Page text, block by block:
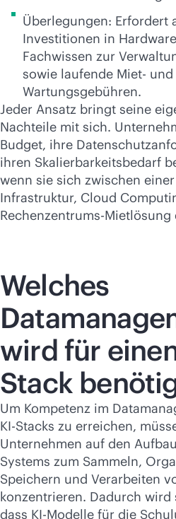
Überlegungen: Erfordert
Investitionen in
Fachwissen zur
sowie laufende Miet- und
Wartungsgebühren.
Jeder Ansatz bringt seine
Nachteile mit sich.
Budget, ihre
ihren Skalierbarkeitsbedarf
wenn sie sich zwischen
Infrastruktur, Cloud
Rechenzentrums-Mietlösung
Welches
wird für
Stack
Um Kompetenz im
KI-Stacks zu erreichen,
Unternehmen auf den
Systems zum Sammeln,
Speichern und Verarbeiten
konzentrieren. Dadurch wird
dass KI-Modelle für die